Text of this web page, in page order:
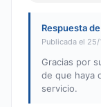
Respuesta
Publicada el
Gracias por
de que haya
servicio.